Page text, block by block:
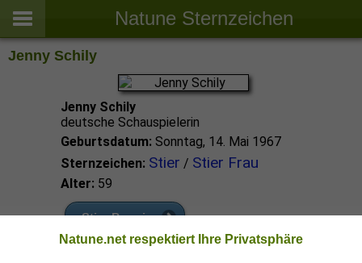
Natune Sternzeichen
Jenny Schily
Jenny Schily
deutsche Schauspielerin
Geburtsdatum: Sonntag, 14. Mai 1967
Sternzeichen: Stier / Stier Frau
Alter: 59
Stier Promis
Natune.net respektiert Ihre Privatsphäre